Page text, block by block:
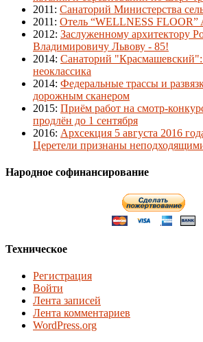
2011 : Санаторий Министерства
2011 : Отель “WELLNESS FLOOR”
2012: Заслуженному архитектору
Владимировичу Львову - 85!
2014: Санаторий
неоклассика
2014: Федеральные трассы и
дорожным сканером
2015: Приём работ на смотр-
продлён до 1 сентября
2016: Архсекция 5 августа 2016
Церетели признаны
Народное софинансирование
Техническое
Регистрация
Войти
Лента записей
Лента комментариев
WordPress.org